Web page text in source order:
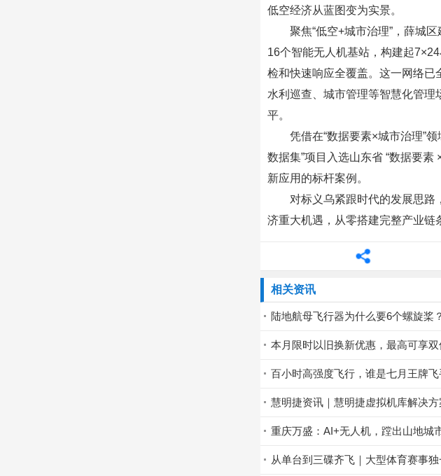
低空经济从蓝图变为实景。
聚焦“低空+城市治理”，薛城
16个智能无人机基站，构建起
检和快速响应全覆盖。这一网络已
水利巡查、城市管理等智慧化管
平。
凭借在“数据要素×城市治理”
数据集”项目入选山东省 “数据要素
新应用的标杆案例。
对标义乌紧跟时代的发展思
济重大机遇，从零搭建完整产业链
相关资讯
陆地航母飞行器为什么要6个螺旋桨？
本月限时以旧换新优惠，最高可享
慧明捷资讯｜慧明捷虚拟机库解决
重庆万盛：AI+无人机，蹚出山地城
从单台到三碟齐飞｜大型体育赛事